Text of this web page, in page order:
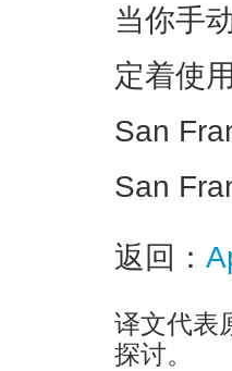
当你手
定着使
San
San
返回：
译文代表
探讨。